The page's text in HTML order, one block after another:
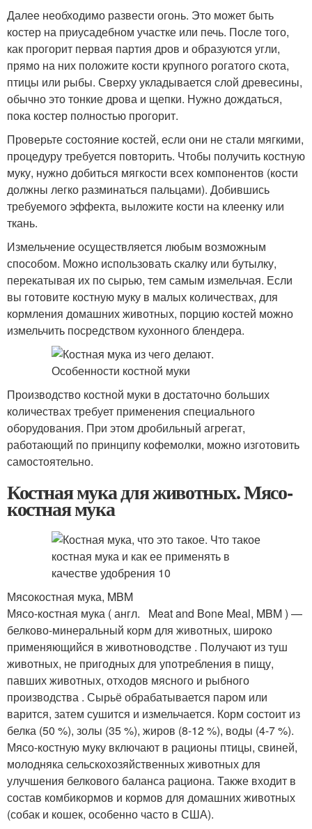
Далее необходимо развести огонь. Это может быть
костер на приусадебном участке или печь. После того,
как прогорит первая партия дров и образуются угли,
прямо на них положите кости крупного рогатого скота,
птицы или рыбы. Сверху укладывается слой древесины,
обычно это тонкие дрова и щепки. Нужно дождаться,
пока костер полностью прогорит.
Проверьте состояние костей, если они не стали мягкими,
процедуру требуется повторить. Чтобы получить костную
муку, нужно добиться мягкости всех компонентов (кости
должны легко разминаться пальцами). Добившись
требуемого эффекта, выложите кости на клеенку или
ткань.
Измельчение осуществляется любым возможным
способом. Можно использовать скалку или бутылку,
перекатывая их по сырью, тем самым измельчая. Если
вы готовите костную муку в малых количествах, для
кормления домашних животных, порцию костей можно
измельчить посредством кухонного блендера.
Производство костной муки в достаточно больших
количествах требует применения специального
оборудования. При этом дробильный агрегат,
работающий по принципу кофемолки, можно изготовить
самостоятельно.
Костная мука для животных. Мясо-
костная мука
Мясокостная мука, MBM
Мясо-костная мука ( англ. Meat and Bone Meal, MBM ) —
белково-минеральный корм для животных, широко
применяющийся в животноводстве . Получают из туш
животных, не пригодных для употребления в пищу,
павших животных, отходов мясного и рыбного
производства . Сырьё обрабатывается паром или
варится, затем сушится и измельчается. Корм состоит из
белка (50 %), золы (35 %), жиров (8-12 %), воды (4-7 %).
Мясо-костную муку включают в рационы птицы, свиней,
молодняка сельскохозяйственных животных для
улучшения белкового баланса рациона. Также входит в
состав комбикормов и кормов для домашних животных
(собак и кошек, особенно часто в США).